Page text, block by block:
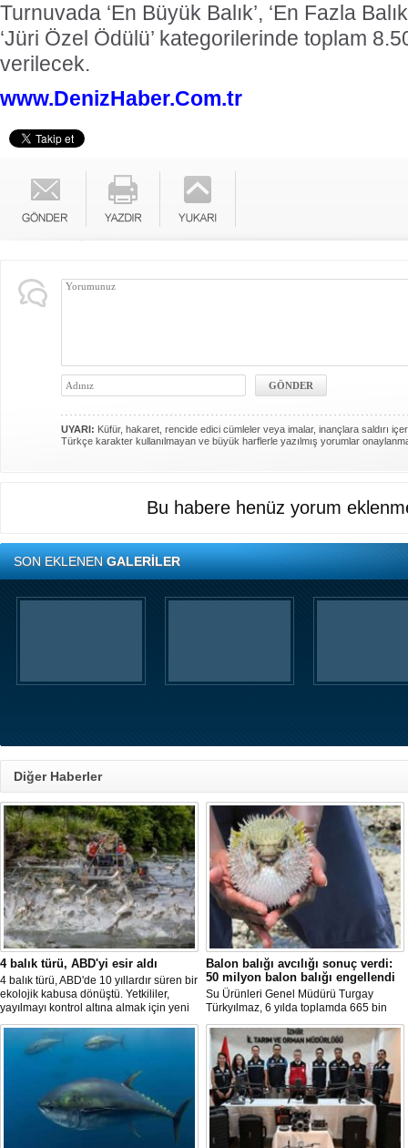
Turnuvada ‘En Büyük Balık’, ‘En Fazla
‘Jüri Özel Ödülü’ kategorilerinde toplam
verilecek.
www.DenizHaber.Com.tr
UYARI: Küfür, hakaret, rencide edici cümleler veya imalar, inançlara saldırı
Türkçe karakter kullanılmayan ve büyük harflerle yazılmış yorumlar
Bu habere henüz yorum
SON EKLENENGALERİLER
Diğer Haberler
4 balık türü, ABD'yi esir aldı
4 balık türü, ABD'de 10 yıllardır süren bir
ekolojik kabusa dönüştü. Yetkililer,
yayılmayı kontrol altına almak için yeni
projeler geliştirirken, uzmanlar
tamamen yok edilmenin imkansız
olduğunu belirtiyor.
Balon balığı avcılığı sonuç verdi:
50 milyon balon balığı engellendi
Su Ürünleri Genel Müdürü Turgay
Türkyılmaz, 6 yılda toplamda 665 bin
balon balığının ekosistemden
uzaklaştırıldığını belirterek, "Balon balığı
avcılığı sayesinde, yaklaşık 50 milyon
yeni balon balığının ekosisteme
katılması önlendi." dedi.